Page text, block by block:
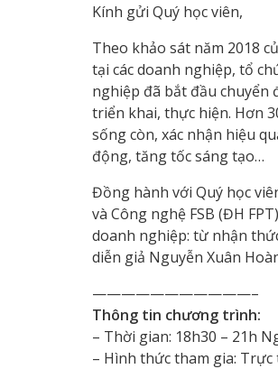
Kính gửi Quý học viên,
Theo khảo sát năm 2018
tại các doanh nghiệp, tổ
nghiệp đã bắt đầu chuyển
triển khai, thực hiện. Hơn
sống còn, xác nhận hiệu
động, tăng tốc sáng tạo…
Đồng hành với Quý học
và Công nghệ FSB (ĐH
doanh nghiệp: từ nhận
diễn giả Nguyễn Xuân
———————————–
Thông tin chương trình:
– Thời gian: 18h30 – 21h
– Hình thức tham gia: